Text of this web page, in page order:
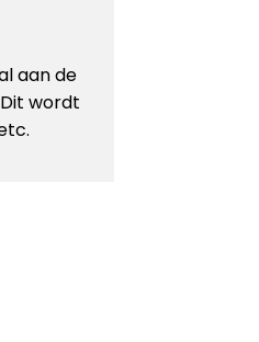
aan de
wordt